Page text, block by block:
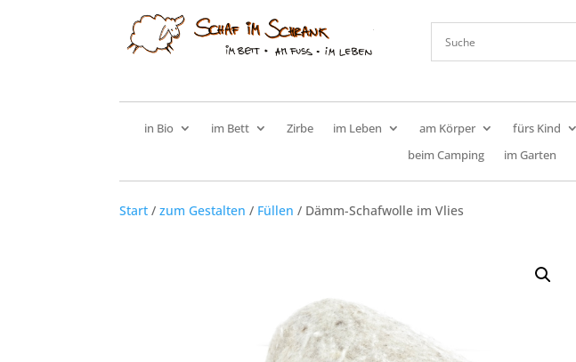
in Bio im Bett Zirbe im Leben am Körper fürs Kind
beim Camping
im Garten
Start /zum Gestalten / Füllen / Dämm-Schafwolle im Vlies